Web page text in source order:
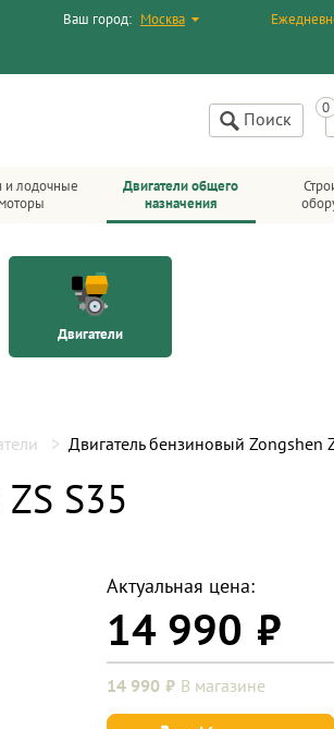
Ваш город: Москва
Поиск
и лодочные
моторы
Двигатели общего
назначения
Двигатели
Двигатель бензиновый Zongshen
S35
Актуальная цена:
14 990
14 990 В магазине